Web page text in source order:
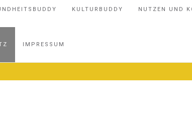
KULTURBUDDY NUTZEN UND
IMPRESSUM